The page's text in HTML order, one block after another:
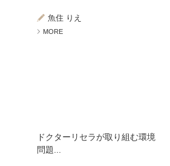
魚住 りえ
MORE
ドクターリセラが取り組む環境
問題...